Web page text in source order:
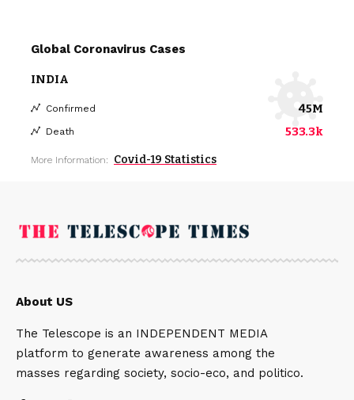
Global Coronavirus Cases
INDIA
Confirmed 45M
Death 533.3k
More Information: Covid-19 Statistics
About US
The Telescope is an INDEPENDENT MEDIA
platform to generate awareness among the
masses regarding society, socio-eco, and politico.